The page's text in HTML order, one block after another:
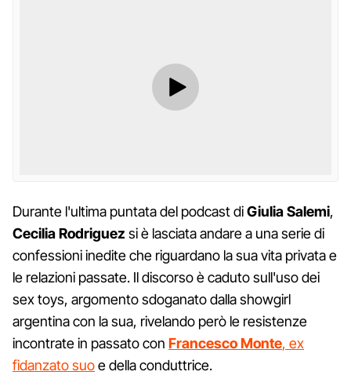
Durante l'ultima puntata del podcast diGiulia Salemi,
Cecilia Rodriguez si è lasciata andare a una serie di
confessioni inedite che riguardano la sua vita privata e
le relazioni passate. Il discorso è caduto sull'uso dei
sex toys, argomento sdoganato dalla showgirl
argentina con la sua, rivelando però le resistenze
incontrate in passato con Francesco Monte, ex
fidanzato suoe della conduttrice.